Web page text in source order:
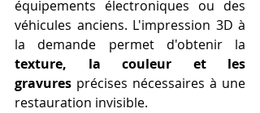
équipements électroniques ou des
véhicules anciens. L'impression 3D à
texture, la couleur et les
gravures précises nécessaires à une
restauration invisible.